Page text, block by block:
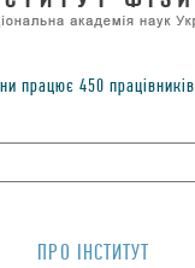
працює 450 працiвникiв
ПРО IНСТИТУТ